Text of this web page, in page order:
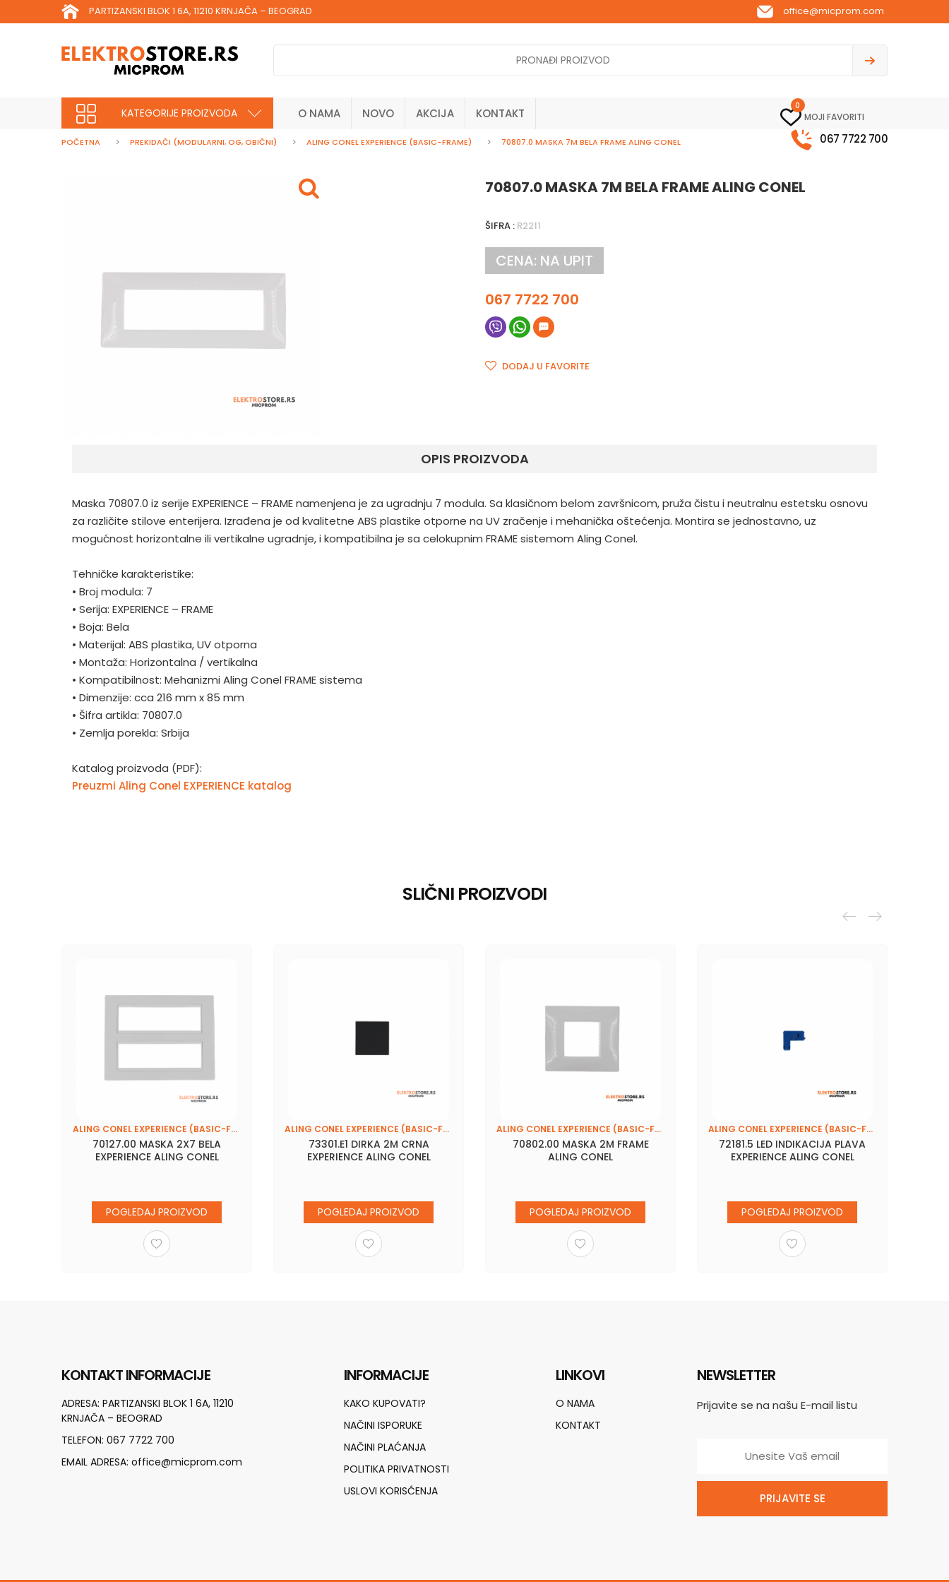
PARTIZANSKI BLOK 1 6A, 11210 KRNJAČA – BEOGRAD office@micprom.com
KATEGORIJE PROIZVODA O NAMA NOVO AKCIJA KONTAKT
0
MOJI FAVORITI
067 7722 700
POČETNA PREKIDAČI (MODULARNI, OG, OBIČNI) ALING CONEL EXPERIENCE (BASIC-FRAME) 70807.0 MASKA 7M BELA FRAME ALING CONEL
70807.0 MASKA 7M BELA FRAME ALING CONEL
ŠIFRA : R2211
CENA: NA UPIT
067 7722 700
DODAJ U FAVORITE
OPIS PROIZVODA
Maska 70807.0 iz serije EXPERIENCE – FRAME namenjena je za ugradnju 7 modula. Sa klasičnom belom završnicom, pruža čistu i neutralnu estetsku osnovu
za različite stilove enterijera. Izrađena je od kvalitetne ABS plastike otporne na UV zračenje i mehanička oštećenja. Montira se jednostavno, uz
mogućnost horizontalne ili vertikalne ugradnje, i kompatibilna je sa celokupnim FRAME sistemom Aling Conel.
Tehničke karakteristike:
• Broj modula: 7
• Serija: EXPERIENCE – FRAME
• Boja: Bela
• Materijal: ABS plastika, UV otporna
• Montaža: Horizontalna / vertikalna
• Kompatibilnost: Mehanizmi Aling Conel FRAME sistema
• Dimenzije: cca 216 mm x 85 mm
• Šifra artikla: 70807.0
• Zemlja porekla: Srbija
Katalog proizvoda (PDF):
Preuzmi Aling Conel EXPERIENCE katalog
SLIČNI PROIZVODI
ALING CONEL EXPERIENCE (BASIC-FRAME)
70127.00 MASKA 2X7 BELA
EXPERIENCE ALING CONEL
POGLEDAJ PROIZVOD
ALING CONEL EXPERIENCE (BASIC-FRAME)
73301.E1 DIRKA 2M CRNA
EXPERIENCE ALING CONEL
POGLEDAJ PROIZVOD
ALING CONEL EXPERIENCE (BASIC-FRAME)
70802.00 MASKA 2M FRAME
ALING CONEL
POGLEDAJ PROIZVOD
ALING CONEL EXPERIENCE (BASIC-FRAME)
72181.5 LED INDIKACIJA PLAVA
EXPERIENCE ALING CONEL
POGLEDAJ PROIZVOD
KONTAKT INFORMACIJE
ADRESA: PARTIZANSKI BLOK 1 6A, 11210
KRNJAČA – BEOGRAD
TELEFON: 067 7722 700
EMAIL ADRESA: office@micprom.com
INFORMACIJE
KAKO KUPOVATI?
NAČINI ISPORUKE
NAČINI PLAĆANJA
POLITIKA PRIVATNOSTI
USLOVI KORISĆENJA
LINKOVI
O NAMA
KONTAKT
NEWSLETTER
Prijavite se na našu E-mail listu
PRIJAVITE SE